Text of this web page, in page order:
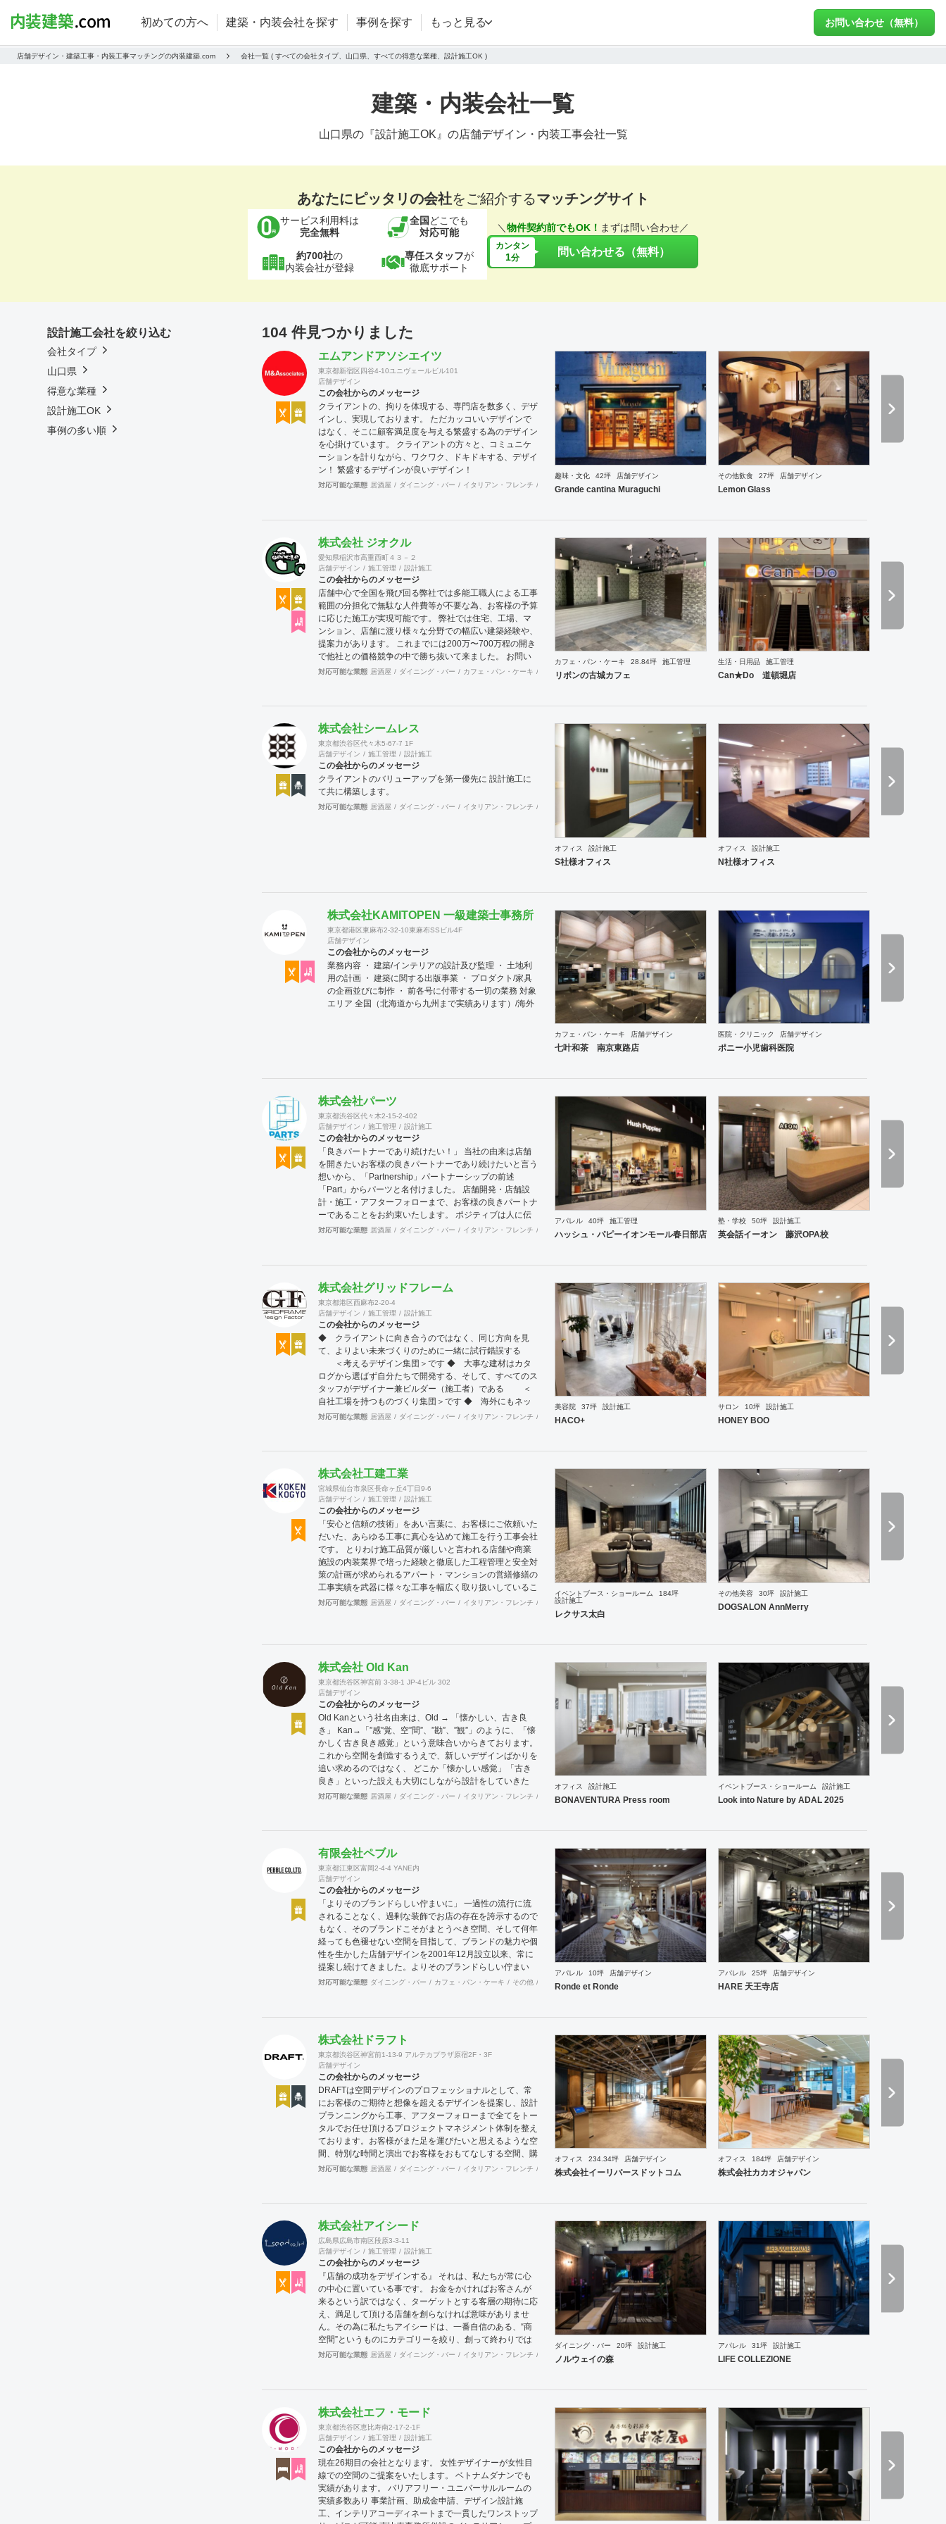
初めての方へ 建築・内装会社を探す 事例を探す もっと見る お問い合わせ（無料）
店舗デザイン・建築工事・内装工事マッチングの内装建築.com 会社一覧 ( すべての会社タイプ、山口県、すべての得意な業種、設計施工OK )
建築・内装会社一覧
山口県の『設計施工OK』の店舗デザイン・内装工事会社一覧
あなたにピッタリの会社をご紹介するマッチングサイト
サービス利用料は
完全無料
全国 どこでも
対応可能
約700社の
内装会社が登録
専任スタッフが
徹底サポート
＼ 物件契約前でもOK！ まずは問い合わせ／
カンタン
1分 問い合わせる（無料）
104 件見つかりました
エムアンドアソシエイツ
東京都新宿区四谷4-10ユニヴェールビル101
店舗デザイン
この会社からのメッセージ
クライアントの、拘りを体現する、専門店を数多く、デザ
インし、実現しております。 ただカッコいいデザインで
はなく、そこに顧客満足度を与える繁盛する為のデザイン
を心掛けています。 クライアントの方々と、コミュニケ
ーションを計りながら、ワクワク、ドキドキする、デザイ
ン！ 繁盛するデザインが良いデザイン！
対応可能な業態 居酒屋 ダイニング・バー イタリアン・フレンチ カフェ・パン・ケーキ ラーメン・そば・うどん 和食・寿司 焼肉・中華料理・韓国料理
趣味・文化 42坪 店舗デザイン
Grande cantina Muraguchi
その他飲食 27坪 店舗デザイン
Lemon Glass
株式会社 ジオクル
愛知県稲沢市高重西町４３－２
店舗デザイン
施工管理 設計施工
この会社からのメッセージ
店舗中心で全国を飛び回る弊社では多能工職人による工事
範囲の分担化で無駄な人件費等が不要な為、お客様の予算
に応じた施工が実現可能です。 弊社では住宅、工場、マ
ンション、店舗に渡り様々な分野での幅広い建築経験や、
提案力があります。 これまでには200万〜700万程の開き
で他社との価格競争の中で勝ち抜いて来ました。 お問い
合わせは メール（tenperhide31@icloud.com）からも承
対応可能な業態 居酒屋 ダイニング・バー カフェ・パン・ケーキ 和食・寿司 焼肉・中華料理・韓国料理 イベントブース・ショールーム
カフェ・パン・ケーキ 28.84坪 施工管理
リボンの古城カフェ
生活・日用品 施工管理
Can★Do 道頓堀店
株式会社シームレス
東京都渋谷区代々木5-67-7 1F
店舗デザイン
施工管理 設計施工
この会社からのメッセージ
クライアントのバリューアップを第一優先に 設計施工に
て共に構築します。
対応可能な業態 居酒屋 ダイニング・バー イタリアン・フレンチ カフェ・パン・ケーキ ラーメン・そば・うどん 焼肉・中華料理・韓国料理 その他 オフィス
オフィス 設計施工
S社様オフィス
オフィス 設計施工
N社様オフィス
株式会社KAMITOPEN 一級建築士事務所
東京都港区東麻布2-32-10東麻布SSビル4F
店舗デザイン
この会社からのメッセージ
業務内容 ・ 建築/インテリアの設計及び監理 ・ 土地利
用の計画 ・ 建築に関する出版事業 ・ プロダクト/家具
の企画並びに制作 ・ 前各号に付帯する一切の業務 対象
エリア 全国（北海道から九州まで実績あります）/海外
カフェ・パン・ケーキ 店舗デザイン
七叶和茶 南京東路店
医院・クリニック 店舗デザイン
ポニー小児歯科医院
株式会社パーツ
東京都渋谷区代々木2-15-2-402
店舗デザイン
施工管理 設計施工
この会社からのメッセージ
「良きパートナーであり続けたい！」 当社の由来は店舗
を開きたいお客様の良きパートナーであり続けたいと言う
想いから、「Partnership」パートナーシップの前述
「Part」からパーツと名付けました。 店舗開発・店舗設
計・施工・アフターフォローまで、お客様の良きパートナ
ーであることをお約束いたします。 ポジティブは人に伝
わります。 伝わったポジティブが幸せを呼び込み、呼び
認下さい。 <a
対応可能な業態 居酒屋 ダイニング・バー イタリアン・フレンチ カフェ・パン・ケーキ ラーメン・そば・うどん 和食・寿司 焼肉・中華料理・韓国料理
アパレル 40坪 施工管理
ハッシュ・パピーイオンモール春日部店
塾・学校 50坪 設計施工
英会話イーオン 藤沢OPA校
株式会社グリッドフレーム
東京都港区西麻布2-20-4
店舗デザイン
施工管理 設計施工
この会社からのメッセージ
◆ クライアントに向き合うのではなく、同じ方向を見
て、よりよい未来づくりのために一緒に試行錯誤する
＜考えるデザイン集団＞です ◆ 大事な建材はカタ
ログから選ばず自分たちで開発する、そして、すべてのス
タッフがデザイナー兼ビルダー（施工者）である ＜
自社工場を持つものづくり集団＞です ◆ 海外にもネッ
トワークを持ち、英語や中国語に堪能なスタッフたちが、
案件、施工案件、造作物制作など、多様な請負形態が可能
が可能で、例えば通常デザイン性とは無縁な特定防火設備
（鉄扉）などにも高いデザイン性を施すことも可能です。
GRIDFRAME とりかえのきかない空間
https://gridframe.co.jp/ Synes(シネス) 霧のようなやわら
かな空間 http://synes.jp/ SOTOCHIKU 時間の蓄積を
取り込む空間 https://sotochiku.com/
対応可能な業態 居酒屋 ダイニング・バー イタリアン・フレンチ カフェ・パン・ケーキ 和食・寿司 焼肉・中華料理・韓国料理
美容院 37坪 設計施工
HACO+
サロン 10坪 設計施工
HONEY BOO
株式会社工建工業
宮城県仙台市泉区長命ヶ丘4丁目9-6
店舗デザイン
施工管理 設計施工
この会社からのメッセージ
「安心と信頼の技術」をあい言葉に、お客様にご依頼いた
だいた、あらゆる工事に真心を込めて施工を行う工事会社
です。 とりわけ施工品質が厳しいと言われる店舗や商業
施設の内装業界で培った経験と徹底した工程管理と安全対
策の計画が求められるアパート・マンションの営繕修繕の
工事実績を武器に様々な工事を幅広く取り扱いしているこ
とが当社の大きな特徴です。
対応可能な業態 居酒屋 ダイニング・バー イタリアン・フレンチ カフェ・パン・ケーキ 焼肉・中華料理・韓国料理
イベントブース・ショールーム
184坪
設計施工
レクサス太白
その他美容 30坪 設計施工
DOGSALON AnnMerry
株式会社 Old Kan
東京都渋谷区神宮前 3-38-1 JP-4ビル 302
店舗デザイン
この会社からのメッセージ
Old Kanという社名由来は、Old → 「懐かしい、古き良
き」 Kan→「”感”覚、空”間”、”勘”、”観”」のように、「懐
かしく古き良き感覚」という意味合いからきております。
これから空間を創造するうえで、新しいデザインばかりを
追い求めるのではなく、 どこか「懐かしい感覚」「古き
良き」といった設えも大切にしながら設計をしていきた
い。 そんな思いの下、日々クライアント様、そしてその
Urata https://old-kan.jp Instagram：
shohei_urata@old-kan.jp 〒150-0001 東京都渋谷区神宮
前 3-38-1 JP-4ビル 302
対応可能な業態 居酒屋 ダイニング・バー イタリアン・フレンチ カフェ・パン・ケーキ ラーメン・そば・うどん 和食・寿司 その他 オフィス イベントブース・ショールーム
オフィス 設計施工
BONAVENTURA Press room
イベントブース・ショールーム 設計施工
Look into Nature by ADAL 2025
有限会社ペブル
東京都江東区富岡2-4-4 YANE内
店舗デザイン
この会社からのメッセージ
「よりそのブランドらしい佇まいに」 一過性の流行に流
されることなく、過剰な装飾でお店の存在を誇示するので
もなく、そのブランドこそがまとうべき空間、そして何年
経っても色褪せない空間を目指して、ブランドの魅力や個
性を生かした店舗デザインを2001年12月設立以来、常に
提案し続けてきました。よりそのブランドらしい佇まい
に。 「必要な箇所に、必要なデザインを」 2012年からは
ドの出店をバックアップできる体制も整えてきました。そ
要なのか、そこをきちんとアドバイスできる会社でありた
いと思っています。 業務内容 ・店舗設計（物販店／飲食
店／美容室など） ・ブランディング及びディレクション
業務 ・出店におけるトータルデザイン ・住宅リノベーシ
ョン ・家具及び什器デザイン
対応可能な業態 ダイニング・バー カフェ・パン・ケーキ その他 オフィス イベントブース・ショールーム エントランス ワーキングスペース
アパレル 10坪 店舗デザイン
Ronde et Ronde
アパレル 25坪 店舗デザイン
HARE 天王寺店
株式会社ドラフト
東京都渋谷区神宮前1-13-9 アルテカプラザ原宿2F・3F
店舗デザイン
この会社からのメッセージ
DRAFTは空間デザインのプロフェッショナルとして、常
にお客様のご期待と想像を超えるデザインを提案し、設計
プランニングから工事、アフターフォローまで全てをトー
タルでお任せ頂けるプロジェクトマネジメント体制を整え
ております。お客様がまた足を運びたいと思えるような空
間、特別な時間と演出でお客様をおもてなしする空間、購
買意欲に働きかけるレイアウトとVMD、ブランド力を高
ジ、コストに関する不安要素、 新規オープン、移転・改
にお問い合わせください。
対応可能な業態 居酒屋 ダイニング・バー イタリアン・フレンチ カフェ・パン・ケーキ 和食・寿司 焼肉・中華料理・韓国料理 その他 オフィス
オフィス 234.34坪 店舗デザイン
株式会社イーリバースドットコム
オフィス 184坪 店舗デザイン
株式会社カカオジャパン
株式会社アイシード
広島県広島市南区段原3-3-11
店舗デザイン
施工管理 設計施工
この会社からのメッセージ
『店舗の成功をデザインする』 それは、私たちが常に心
の中心に置いている事です。 お金をかければお客さんが
来るという訳ではなく、ターゲットとする客層の期待に応
え、満足して頂ける店舗を創らなければ意味がありませ
ん。その為に私たちアイシードは、一番自信のある、“商
空間”というものにカテゴリーを絞り、創って終わりでは
なく、５年先、10年先を見据えながら、お客様のサクセ
対応可能な業態 居酒屋 ダイニング・バー イタリアン・フレンチ カフェ・パン・ケーキ 和食・寿司 焼肉・中華料理・韓国料理
ダイニング・バー 20坪 設計施工
ノルウェイの森
アパレル 31坪 設計施工
LIFE COLLEZIONE
株式会社エフ・モード
東京都渋谷区恵比寿南2-17-2-1F
店舗デザイン
施工管理 設計施工
この会社からのメッセージ
現在26期目の会社となります。 女性デザイナーが女性目
線での空間のご提案をいたします。 ベトナムダナンでも
実績があります。 バリアフリー・ユニバーサルルームの
実績多数あり 事業計画、助成金申請、デザイン設計施
工、インテリアコーディネートまで一貫したワンストップ
設計施工会社を絞り込む
会社タイプ
山口県
得意な業種
設計施工OK
事例の多い順